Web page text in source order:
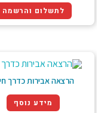
לתשלום והרשמה
הרצאה אבירות כדרך חיים
מידע נוסף